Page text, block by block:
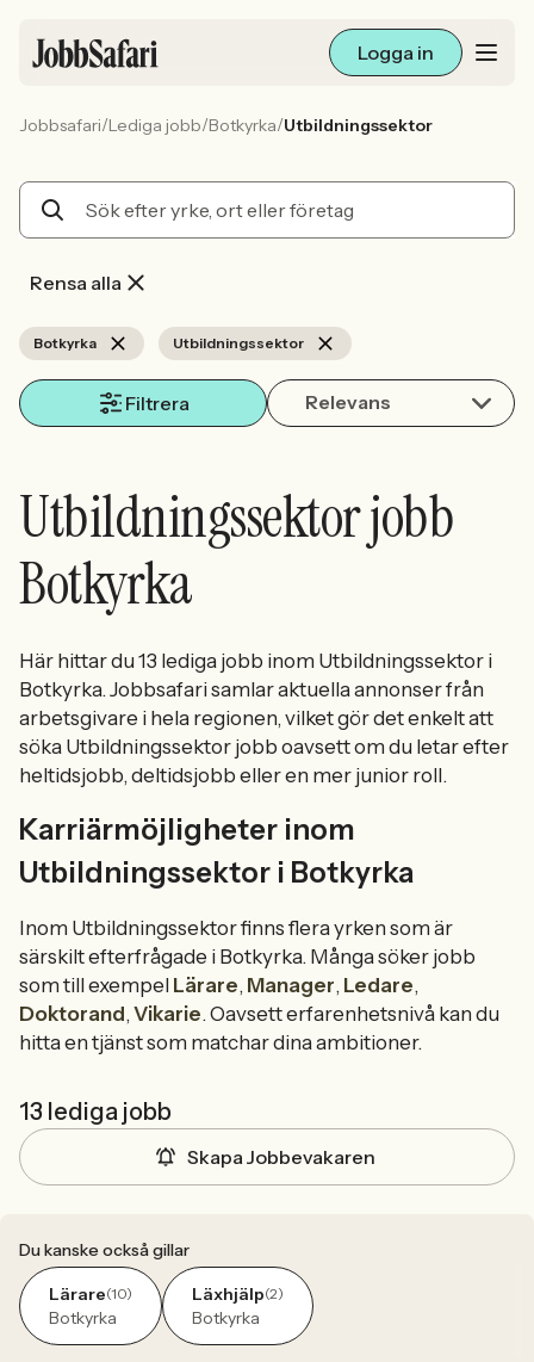
Logga in
Arbetsliv och karriär
Sök med AI
Jobbsafari/Lediga jobb/Botkyrka/Utbildningssektor
Rensa alla
Botkyrka Utbildningssektor
Filtrera Relevans
Utbildningssektor jobb
Botkyrka
Här hittar du 13 lediga jobb inom Utbildningssektor i
Botkyrka. Jobbsafari samlar aktuella annonser från
arbetsgivare i hela regionen, vilket gör det enkelt att
söka Utbildningssektor jobb oavsett om du letar efter
heltidsjobb, deltidsjobb eller en mer junior roll.
Karriärmöjligheter inom
Utbildningssektor i Botkyrka
Inom Utbildningssektor finns flera yrken som är
särskilt efterfrågade i Botkyrka. Många söker jobb
som till exempel Lärare, Manager, Ledare,
Doktorand,Vikarie. Oavsett erfarenhetsnivå kan du
hitta en tjänst som matchar dina ambitioner.
13 lediga jobb
Skapa Jobbevakaren
Du kanske också gillar
Lärare(10)
Botkyrka
Läxhjälp(2)
Botkyrka